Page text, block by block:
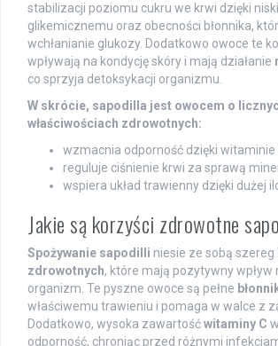
stabilizacji poziomu cukru we krwi dzięki
glikemicznemu oraz obecności błonnika,
wchłanianie glukozy. Dodatkowo owoce te
wpływają na kondycję skóry i mają działanie
co sprzyja detoksykacji organizmu.
W skrócie, sapodilla jest owocem o
właściwościach zdrowotnych:
wzmacnia odporność dzięki witaminie
reguluje ciśnienie krwi za sprawą
wspiera układ trawienny dzięki dużej
Jakie są korzyści zdrowotne
Spożywanie sapodilli niesie ze sobą szereg
zdrowotnych, które mają pozytywny wpływ
organizm. Te pyszne owoce są pełne
właściwemu trawieniu i pomaga w walce z
Dodatkowo, wysoka zawartośćwitaminy C
odporność, chroniąc przed różnymi